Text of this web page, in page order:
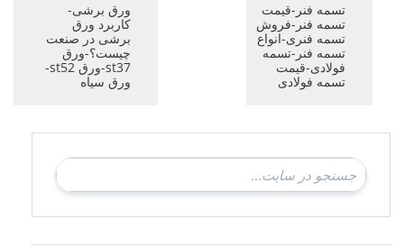
ورق برشی-
کاربرد ورق
برشی در صنعت
چیست؟-ورق
st37-ورق st52-
ورق سیاه
تسمه فنر-قیمت
تسمه فنر-فروش
تسمه فنری-انواع
تسمه فنر-تسمه
فولادی-قیمت
تسمه فولادی